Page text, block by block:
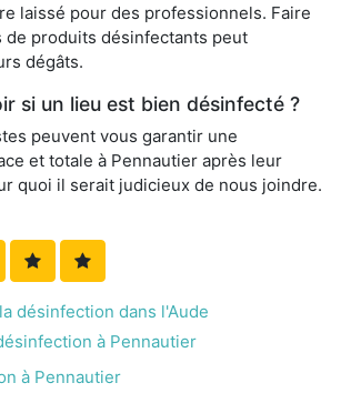
laissé pour des professionnels. Faire
de produits désinfectants peut
dégâts.
si un lieu est bien désinfecté ?
peuvent vous garantir une
et totale à Pennautier après leur
quoi il serait judicieux de nous joindre.
désinfection dans l'Aude
à Pennautier
à Pennautier